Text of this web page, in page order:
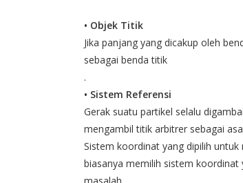
• Objek Titik
Jika panjang yang dicakup oleh
sebagai benda titik
.
• Sistem Referensi
Gerak suatu partikel selalu
mengambil titik arbitrer sebagai
Sistem koordinat yang dipilih
biasanya memilih sistem